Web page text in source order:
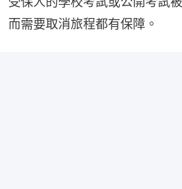
而需要取消旅程都有保障。